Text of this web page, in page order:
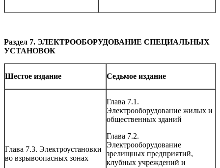
Раздел 7. ЭЛЕКТРООБОРУДОВАНИЕ СПЕЦИАЛЬНЫХ
УСТАНОВОК
Шестое издание Седьмое издание
Глава 7.3. Электроустановки
во взрывоопасных зонах
Глава 7.1.
Электрооборудование жилых и
общественных зданий
Глава 7.2.
Электрооборудование
зрелищных предприятий,
клубных учреждений и